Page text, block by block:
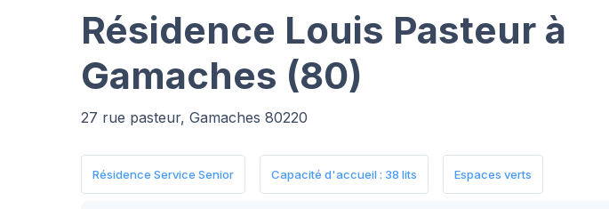
Résidence Louis Pasteur à
Gamaches (80)
27 rue pasteur, Gamaches 80220
Résidence Service Senior Capacité d'accueil : 38 lits Espaces verts